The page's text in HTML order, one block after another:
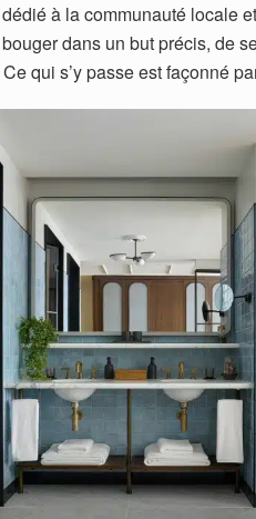
à la communauté locale
dans un but précis, de
qui s’y passe est façonné